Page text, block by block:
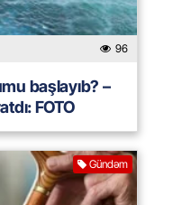
96
başlayıb? –
FOTO
Gündəm